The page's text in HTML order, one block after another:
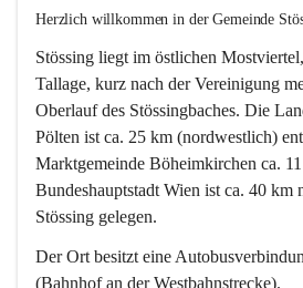
Herzlich willkommen in der Gemeinde
Stössing liegt im östlichen
Tallage, kurz nach der Vereinigung
Oberlauf des Stössingbaches. Die
Pölten ist ca. 25 km (nordwestlich)
Marktgemeinde Böheimkirchen ca.
Bundeshauptstadt Wien ist ca. 40 km
Stössing gelegen.
Der Ort besitzt eine
(Bahnhof an der Westbahnstrecke).